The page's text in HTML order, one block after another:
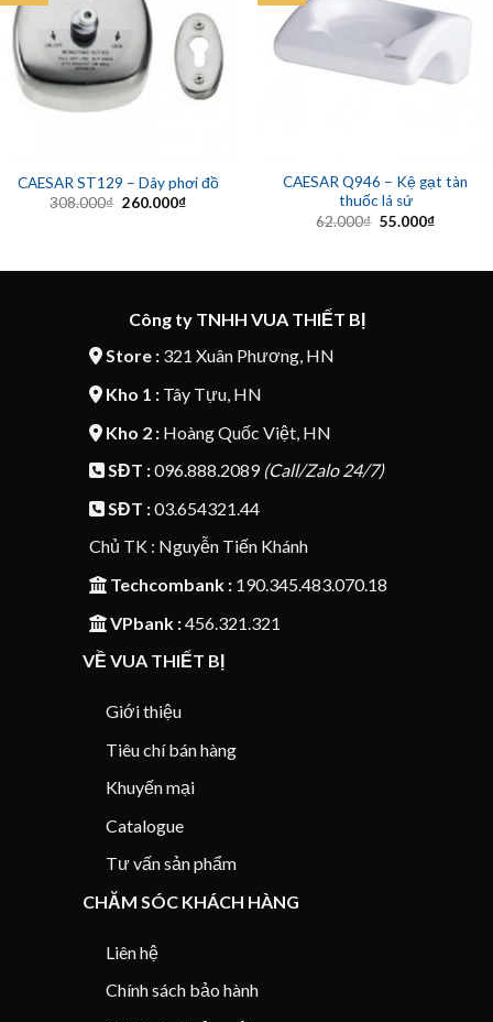
CAESAR ST129 – Dây phơi đồ
308.000₫ Giá
260.000₫Giá
CAESAR Q946 – Kệ gạt tàn
thuốc lá sứ
62.000₫ Giá
55.000₫Giá
Công ty TNHH VUA THIẾT BỊ
Store :321 Xuân Phương, HN
Kho 1 :Tây Tựu, HN
Kho 2 :Hoàng Quốc Việt, HN
SĐT :096.888.2089 (Call/Zalo 24/7)
SĐT :03.654321.44
Chủ TK : Nguyễn Tiến Khánh
Techcombank :190.345.483.070.18
VPbank :456.321.321
VỀ VUA THIẾT BỊ
Giới thiệu
Tiêu chí bán hàng
Khuyến mại
Catalogue
Tư vấn sản phẩm
CHĂM SÓC KHÁCH HÀNG
Liên hệ
Chính sách bảo hành